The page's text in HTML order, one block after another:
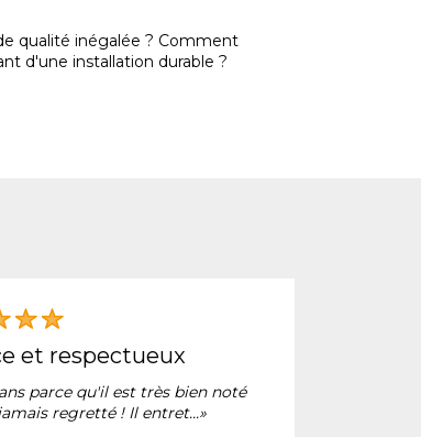
qualité inégalée ? Comment
d'une installation durable ?
et respectueux
parce qu'il est très bien noté
regretté ! Il entret...»